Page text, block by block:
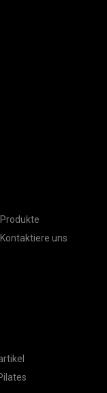
Produkte
Kontaktiere uns